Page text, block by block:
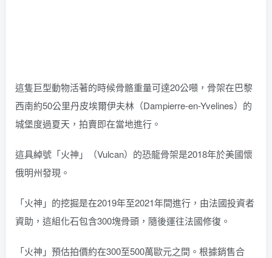
這隻巨型動物活著的時候骨骼重量可達20公噸，骨架在巴黎
西南約50公里丹皮埃爾伊夫林（Dampierre-en-Yvelines）的
城堡度過夏天，拍賣即在當地進行。
這具綽號「火神」（Vulcan）的恐龍骨架是2018年於美國懷
俄明州發現。
「火神」的挖掘是在2019年至2021年間進行，由法國投資者
資助，這組化石包含300塊骨頭，隨後運往法國修復。
「火神」預估拍價約在300至500萬歐元之間。根據銷售合